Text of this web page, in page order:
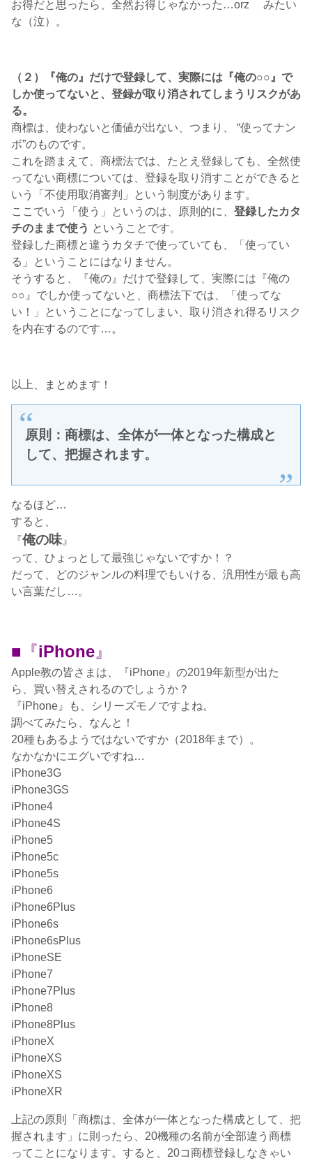
お得だと思ったら、全然お得じゃなかった…orz みたい
な（泣）。
（２）
『俺の』だけで登録して、実際には『俺の○○』で
しか使ってないと、登録が取り消されてしまうリスクがあ
る。
商標は、使わないと価値が出ない、つまり、 “使ってナン
ボ”のものです。
これを踏まえて、商標法では、たとえ登録しても、全然使
ってない商標については、登録を取り消すことができると
いう「不使用取消審判」という制度があります。
ここでいう「使う」というのは、原則的に、 登録したカタ
チのままで使う ということです。
登録した商標と違うカタチで使っていても、「使ってい
る」ということにはなりません。
そうすると、『俺の』だけで登録して、実際には『俺の
○○』でしか使ってないと、商標法下では、「使ってな
い！」ということになってしまい、取り消され得るリスク
を内在するのです…。
以上、まとめます！
原則：商標は、全体が一体となった構成と
して、把握されます。
なるほど…
すると、
『 俺の味』
って、ひょっとして最強じゃないですか！？
だって、どのジャンルの料理でもいける、汎用性が最も高
い言葉だし…。
■『iPhone』
Apple教の皆さまは、『iPhone』の2019年新型が出た
ら、買い替えされるのでしょうか？
『iPhone』も、シリーズモノですよね。
調べてみたら、なんと！
20種もあるようではないですか（2018年まで）。
なかなかにエグいですね…
iPhone3G
iPhone3GS
iPhone4
iPhone4S
iPhone5
iPhone5c
iPhone5s
iPhone6
iPhone6Plus
iPhone6s
iPhone6sPlus
iPhoneSE
iPhone7
iPhone7Plus
iPhone8
iPhone8Plus
iPhoneX
iPhoneXS
iPhoneXS
iPhoneXR
上記の原則「商標は、全体が一体となった構成として、把
握されます」に則ったら、20機種の名前が全部違う商標
ってことになります。すると、20コ商標登録しなきゃい